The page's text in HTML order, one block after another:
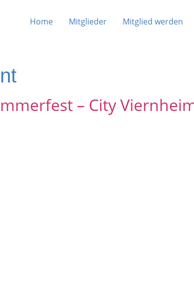
Home Mitglieder Mitglied werden
– City